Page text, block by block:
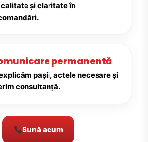
calitate și claritate în
permanentă
pașii, actele necesare și
consultanță.
Sună acum